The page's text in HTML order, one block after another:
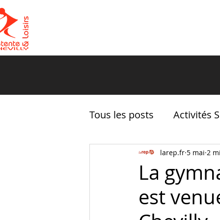
Tous les posts Activités
La vie de DLC
La
est
larep.fr 5 mai 2